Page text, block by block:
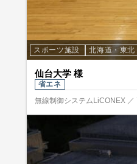
スポーツ施設 北海道・東北
仙台大学 様
省エネ
無線制御システムLiCONEX ／